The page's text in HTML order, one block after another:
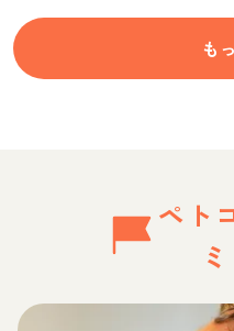
も
ペト